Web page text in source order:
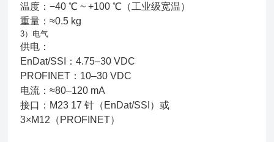
温度：−40 ℃ ~ +100 ℃（工业级宽温）
重量：≈0.5 kg
3）电气
供电：
EnDat/SSI：4.75–30 VDC
PROFINET：10–30 VDC
电流：≈80–120 mA
接口：M23 17 针（EnDat/SSI）或
3×M12（PROFINET）